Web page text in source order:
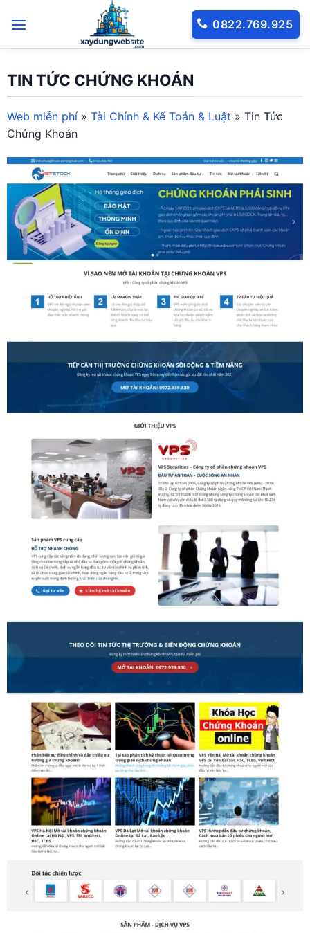
qua
0822.769.925
TIN TỨC CHỨNG KHOÁN
Web miễn phí » Tài Chính & Kế Toán & Luật » Tin Tức
Chứng Khoán